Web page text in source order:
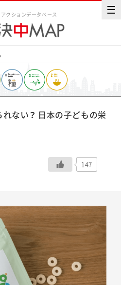
クションデータベース
ない？ 日本の子どもの栄
147